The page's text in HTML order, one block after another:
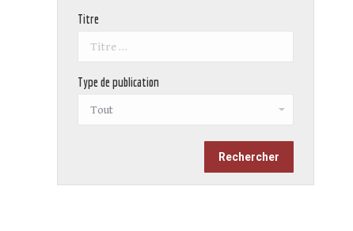
Titre
Type de publication